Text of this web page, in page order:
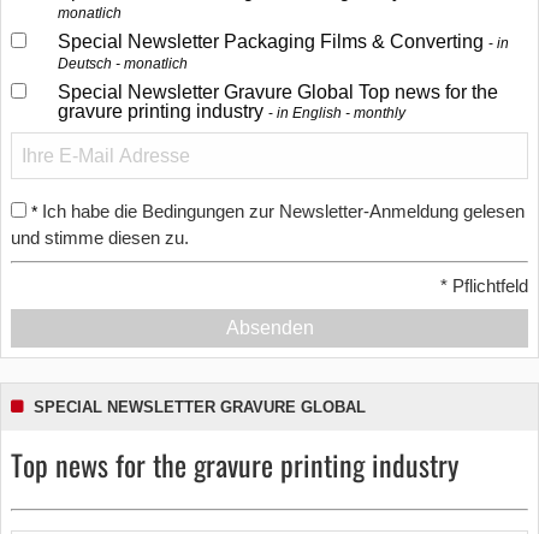
monatlich
Special Newsletter Packaging Films & Converting
in
Deutsch - monatlich
Special Newsletter Gravure Global Top news for the
gravure printing industry
in English - monthly
* Ich habe die Bedingungen zur Newsletter-Anmeldung gelesen
und stimme diesen zu.
* Pflichtfeld
Absenden
SPECIAL NEWSLETTER GRAVURE GLOBAL
Top news for the gravure printing industry